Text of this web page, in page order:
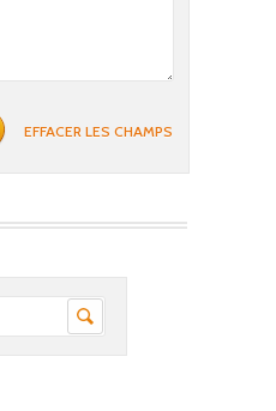
EFFACER LES CHAMPS